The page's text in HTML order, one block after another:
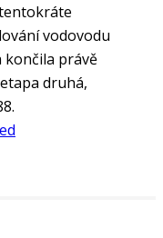
vodovodu
končila právě
druhá,